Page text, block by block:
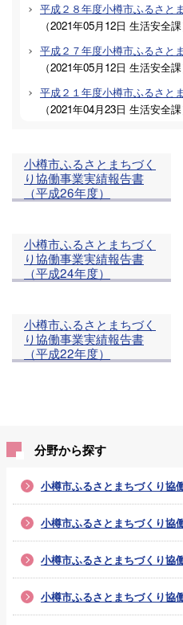
平成２８年度小樽市ふるさと
（2021年05月12日 生活安全課
平成２７年度小樽市ふるさと
（2021年05月12日 生活安全課
平成２１年度小樽市ふるさと
（2021年04月23日 生活安全課
小樽市ふるさとまちづく
り協働事業実績報告書
（平成26年度）
小樽市ふるさとまちづく
り協働事業実績報告書
（平成24年度）
小樽市ふるさとまちづく
り協働事業実績報告書
（平成22年度）
分野から探す
小樽市ふるさとまちづくり協
小樽市ふるさとまちづくり協
小樽市ふるさとまちづくり協
小樽市ふるさとまちづくり協